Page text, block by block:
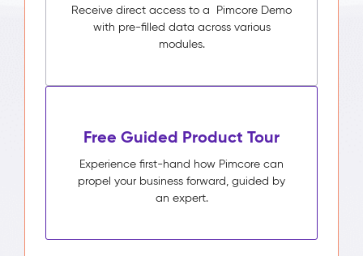
Receive direct access to a Pimcore Demo
with pre-filled data across various
modules.
Free Guided Product Tour
Experience first-hand how Pimcore can
propel your business forward, guided by
an expert.